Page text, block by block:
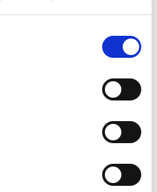
tiltrådte som adm. direktør for